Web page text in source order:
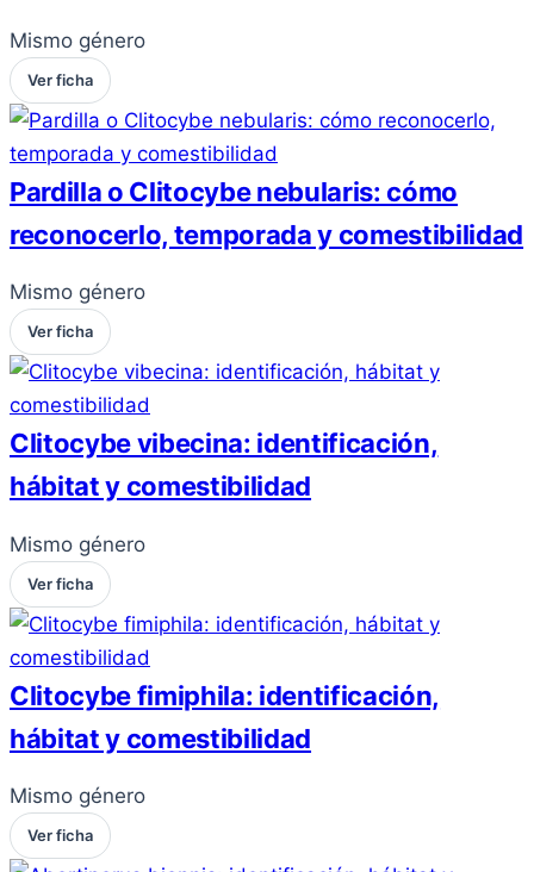
Mismo género
Ver ficha
Pardilla o Clitocybe nebularis: cómo
reconocerlo, temporada y comestibilidad
Mismo género
Ver ficha
Clitocybe vibecina: identificación,
hábitat y comestibilidad
Mismo género
Ver ficha
Clitocybe fimiphila: identificación,
hábitat y comestibilidad
Mismo género
Ver ficha